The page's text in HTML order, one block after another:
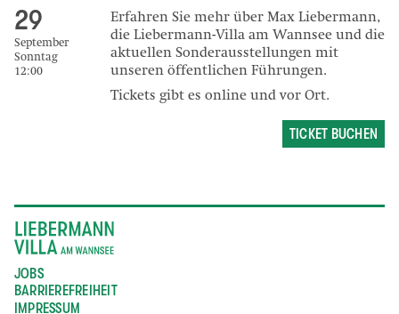
Erfahren Sie mehr über Max Liebermann,
die Liebermann-Villa am Wannsee und die
aktuellen Sonderausstellungen mit
unseren öffentlichen Führungen.
Tickets gibt es online und vor Ort.
29
September
Sonntag
12:00
TICKET BUCHEN
JOBS
BARRIEREFREIHEIT
IMPRESSUM